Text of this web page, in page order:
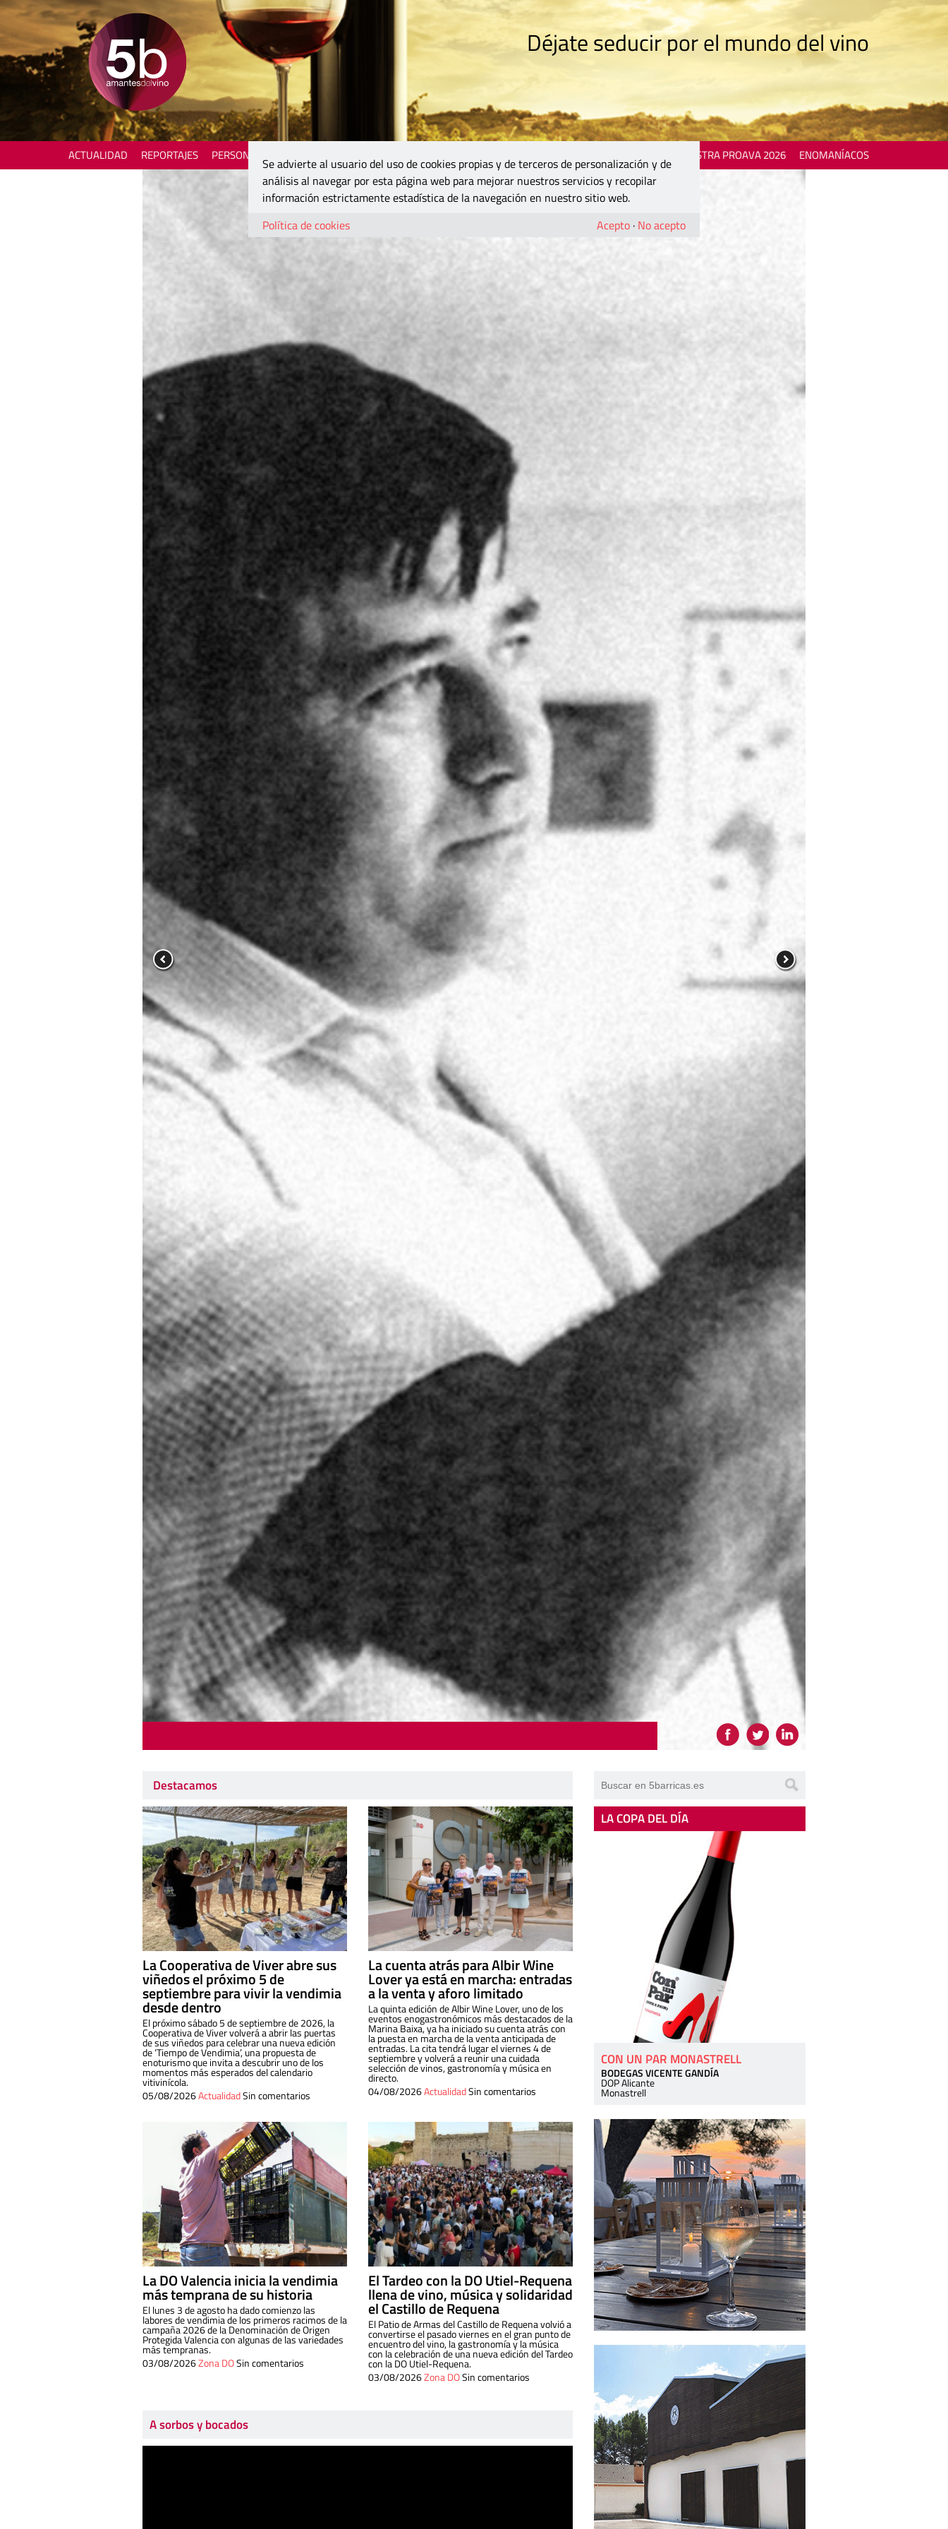
Déjate seducir por el mundo del vino
ACTUALIDAD REPORTAJES PERSONAJES MOSTRA PROAVA 2026 ENOMANÍACOS
Destacamos
La Cooperativa de Viver abre sus
viñedos el próximo 5 de
septiembre para vivir la vendimia
desde dentro
El próximo sábado 5 de septiembre de 2026, la
Cooperativa de Viver volverá a abrir las puertas
de sus viñedos para celebrar una nueva edición
de ‘Tiempo de Vendimia’, una propuesta de
enoturismo que invita a descubrir uno de los
momentos más esperados del calendario
vitivinícola.
05/08/2026ActualidadSin comentarios
La cuenta atrás para Albir Wine
Lover ya está en marcha: entradas
a la venta y aforo limitado
La quinta edición de Albir Wine Lover, uno de los
eventos enogastronómicos más destacados de la
Marina Baixa, ya ha iniciado su cuenta atrás con
la puesta en marcha de la venta anticipada de
entradas. La cita tendrá lugar el viernes 4 de
septiembre y volverá a reunir una cuidada
selección de vinos, gastronomía y música en
directo.
04/08/2026ActualidadSin comentarios
La DO Valencia inicia la vendimia
más temprana de su historia
El lunes 3 de agosto ha dado comienzo las
labores de vendimia de los primeros racimos de la
campaña 2026 de la Denominación de Origen
Protegida Valencia con algunas de las variedades
más tempranas.
03/08/2026Zona DOSin comentarios
El Tardeo con la DO Utiel-Requena
llena de vino, música y solidaridad
el Castillo de Requena
El Patio de Armas del Castillo de Requena volvió a
convertirse el pasado viernes en el gran punto de
encuentro del vino, la gastronomía y la música
con la celebración de una nueva edición del Tardeo
con la DO Utiel-Requena.
03/08/2026Zona DOSin comentarios
A sorbos y bocados
LA COPA DEL DÍA
CON UN PAR MONASTRELL
BODEGAS VICENTE GANDÍA
DOP Alicante
Monastrell
Se advierte al usuario del uso de cookies propias y de terceros de personalización y de
análisis al navegar por esta página web para mejorar nuestros servicios y recopilar
información estrictamente estadística de la navegación en nuestro sitio web.
Política de cookies
Acepto · No acepto